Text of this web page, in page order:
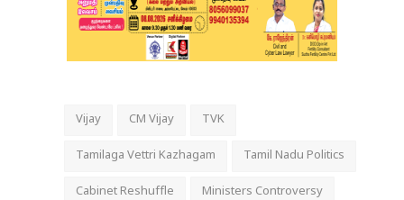
Vijay CM Vijay TVK
Tamilaga Vettri Kazhagam Tamil Nadu Politics
Cabinet Reshuffle Ministers Controversy